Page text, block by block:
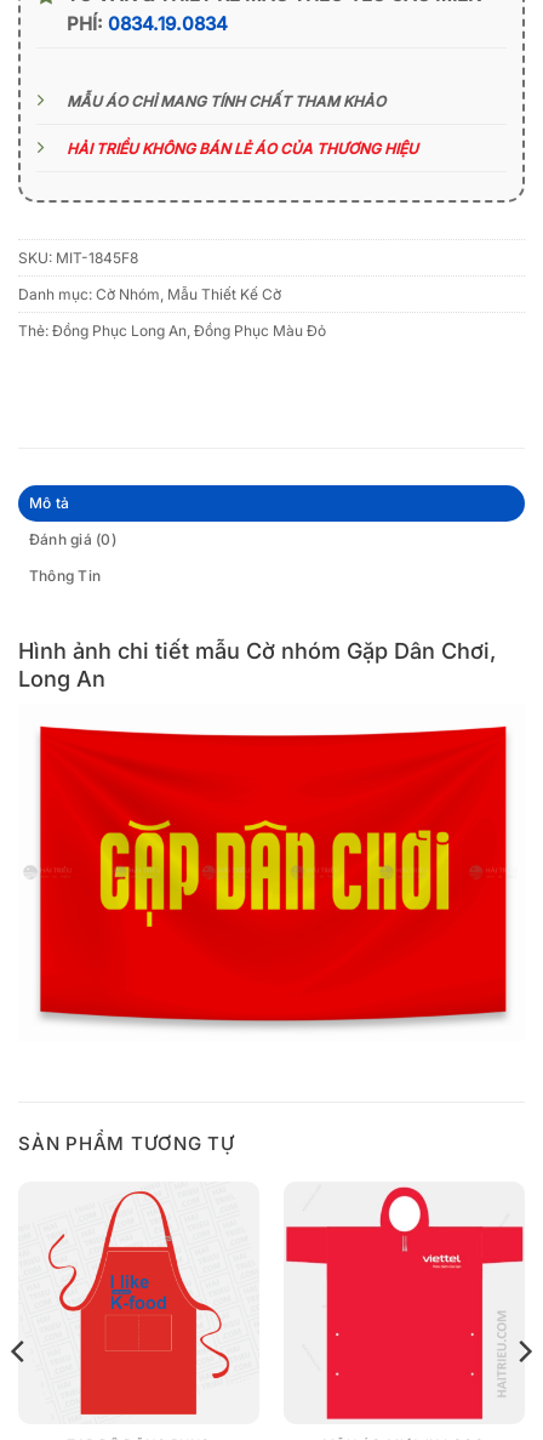
PHÍ: 0834.19.0834
MẪU ÁO CHỈ MANG TÍNH CHẤT THAM KHẢO
HẢI TRIỀU KHÔNG BÁN LẺ ÁO CỦA THƯƠNG HIỆU
SKU: MIT-1845F8
Danh mục: Cờ Nhóm Mẫu Thiết Kế Cờ
Thẻ: Đồng Phục Long An Đồng Phục Màu Đỏ
Mô tả
Đánh giá (0)
Thông Tin
Hình ảnh chi tiết mẫu Cờ nhóm Gặp Dân Chơi,
Long An
SẢN PHẨM TƯƠNG TỰ